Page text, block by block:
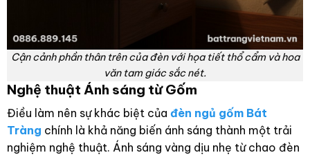
Cận cảnh phần thân trên của đèn với họa tiết thổ cẩm và hoa
văn tam giác sắc nét.
Nghệ thuật Ánh sáng từ Gốm
Điều làm nên sự khác biệt của đèn ngủ gốm Bát
Tràng chính là khả năng biến ánh sáng thành một trải
nghiệm nghệ thuật. Ánh sáng vàng dịu nhẹ từ chao đèn